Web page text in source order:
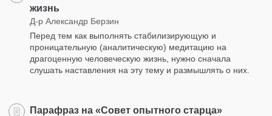
жизнь
Д-р Александр Берзин
Перед тем как выполнять стабилизирующую и
проницательную (аналитическую) медитацию на
драгоценную человеческую жизнь, нужно сначала
слушать наставления на эту тему и размышлять о них.
Парафраз на «Совет опытного старца»